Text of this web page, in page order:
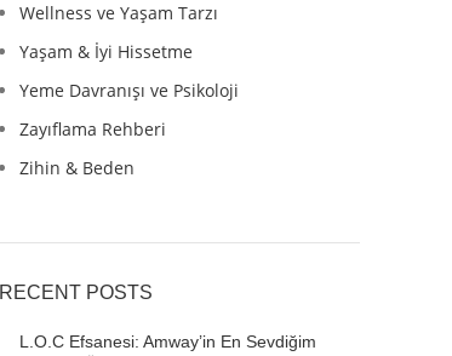
Wellness ve Yaşam Tarzı
Yaşam & İyi Hissetme
Yeme Davranışı ve Psikoloji
Zayıflama Rehberi
Zihin & Beden
RECENT POSTS
L.O.C Efsanesi: Amway’in En Sevdiğim